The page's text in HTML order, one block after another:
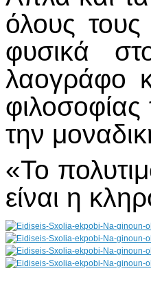
όλους τους
φυσικά
λαογράφο
την
«Το
είναι η